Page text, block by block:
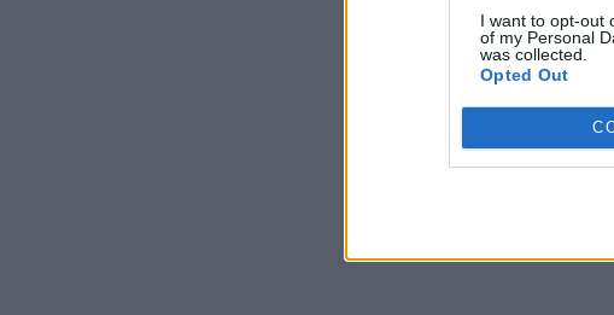
I want to opt-out
of my Personal
was collected.
Opted Out